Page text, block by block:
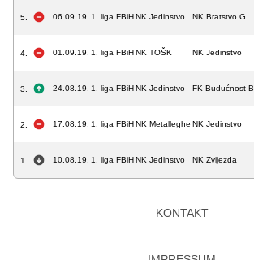
5. 06.09.19. 1. liga FBiHNK Jedinstvo NK Bratstvo G.
4. 01.09.19. 1. liga FBiHNK TOŠK NK Jedinstvo
3. 24.08.19. 1. liga FBiHNK Jedinstvo FK Budućnost B.
2. 17.08.19. 1. liga FBiHNK Metalleghe NK Jedinstvo
1. 10.08.19. 1. liga FBiHNK Jedinstvo NK Zvijezda
KONTAKT